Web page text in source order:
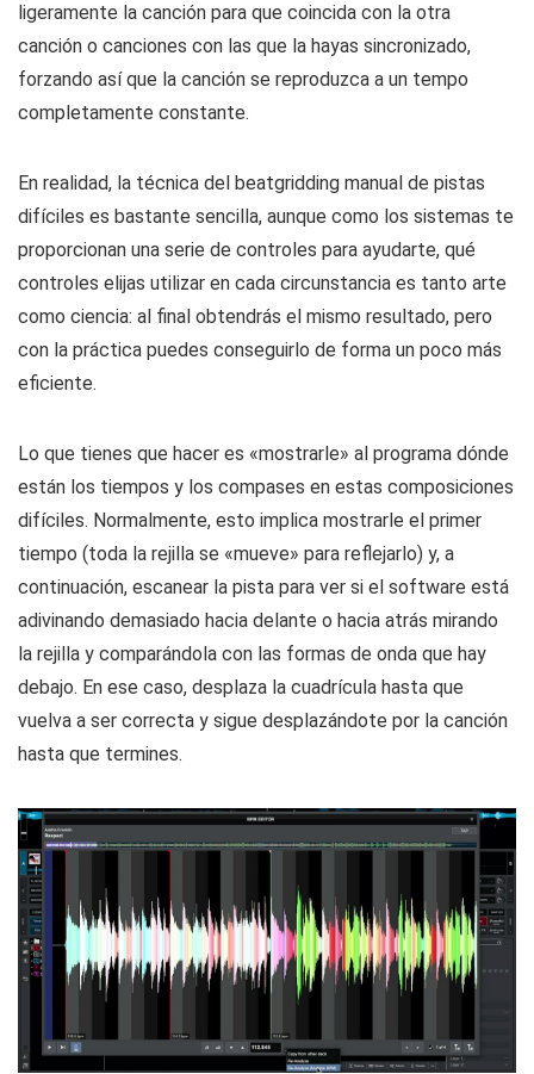
ligeramente la canción para que coincida con la otra
canción o canciones con las que la hayas sincronizado,
forzando así que la canción se reproduzca a un tempo
completamente constante.
En realidad, la técnica del beatgridding manual de pistas
difíciles es bastante sencilla, aunque como los sistemas te
proporcionan una serie de controles para ayudarte, qué
controles elijas utilizar en cada circunstancia es tanto arte
como ciencia: al final obtendrás el mismo resultado, pero
con la práctica puedes conseguirlo de forma un poco más
eficiente.
Lo que tienes que hacer es «mostrarle» al programa dónde
están los tiempos y los compases en estas composiciones
difíciles. Normalmente, esto implica mostrarle el primer
tiempo (toda la rejilla se «mueve» para reflejarlo) y, a
continuación, escanear la pista para ver si el software está
adivinando demasiado hacia delante o hacia atrás mirando
la rejilla y comparándola con las formas de onda que hay
debajo. En ese caso, desplaza la cuadrícula hasta que
vuelva a ser correcta y sigue desplazándote por la canción
hasta que termines.